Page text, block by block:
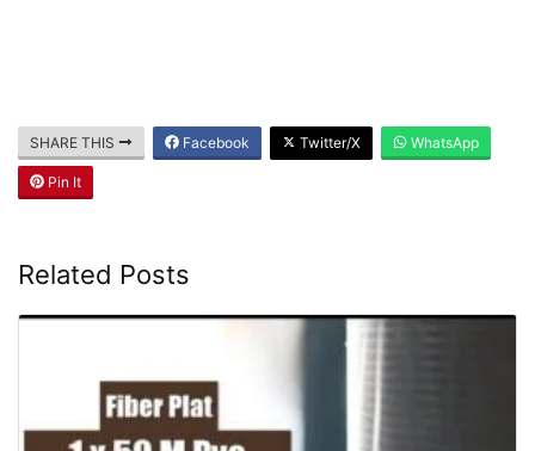
SHARE THIS Facebook Twitter/X WhatsApp
Pin It
Related Posts